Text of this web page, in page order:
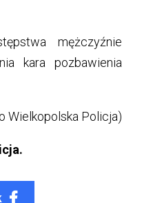
mężczyźnie
kara pozbawienia
Wielkopolska Policja)